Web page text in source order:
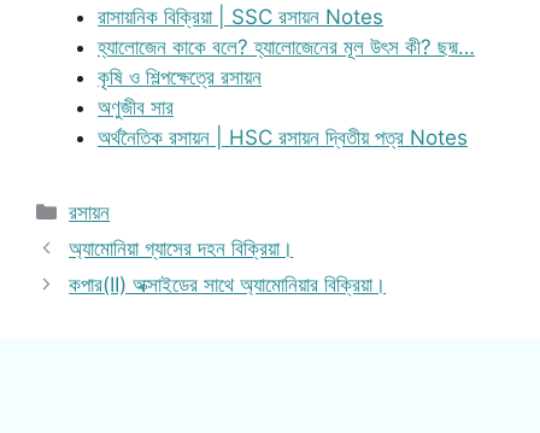
রাসায়নিক বিক্রিয়া | SSC রসায়ন Notes
হ্যালোজেন কাকে বলে? হ্যালোজেনের মূল উৎস কী? ছদ্ম…
কৃষি ও শিল্পক্ষেত্রে রসায়ন
অণুজীব সার
অর্থনৈতিক রসায়ন | HSC রসায়ন দ্বিতীয় পত্র Notes
Categories
রসায়ন
অ্যামোনিয়া গ্যাসের দহন বিক্রিয়া।
কপার(II) অক্সাইডের সাথে অ্যামোনিয়ার বিক্রিয়া।